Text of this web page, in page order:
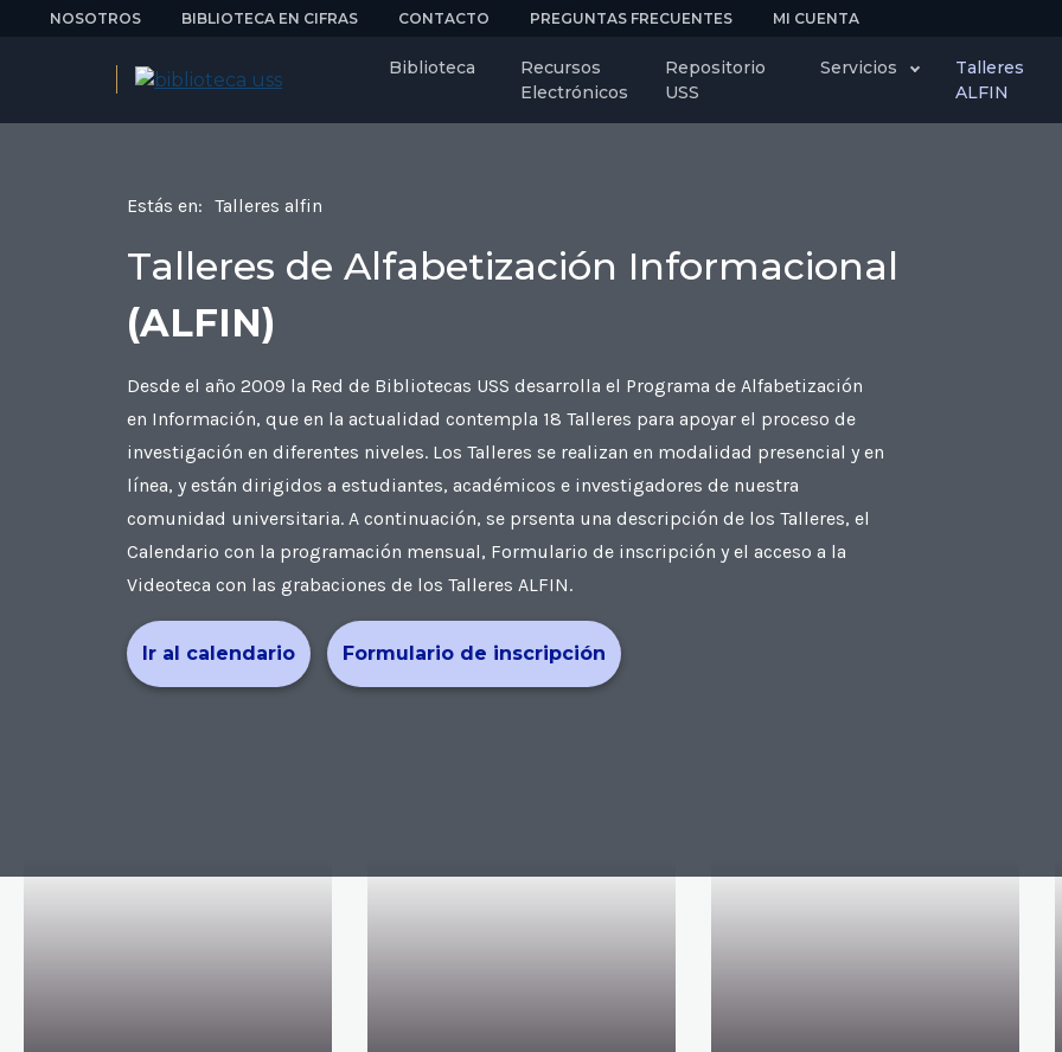
NOSOTROS BIBLIOTECA EN CIFRAS CONTACTO PREGUNTAS FRECUENTES MI CUENTA
Biblioteca
Recursos
Electrónicos
Repositorio
USS
Servicios
Talleres
ALFIN
Estás en: Talleres alfin
Talleres de Alfabetización Informacional
(ALFIN)
Desde el año 2009 la Red de Bibliotecas USS desarrolla el Programa de Alfabetización
en Información, que en la actualidad contempla 18 Talleres para apoyar el proceso de
investigación en diferentes niveles. Los Talleres se realizan en modalidad presencial y en
línea, y están dirigidos a estudiantes, académicos e investigadores de nuestra
comunidad universitaria. A continuación, se prsenta una descripción de los Talleres, el
Calendario con la programación mensual, Formulario de inscripción y el acceso a la
Videoteca con las grabaciones de los Talleres ALFIN.
Ir al calendario Formulario de inscripción